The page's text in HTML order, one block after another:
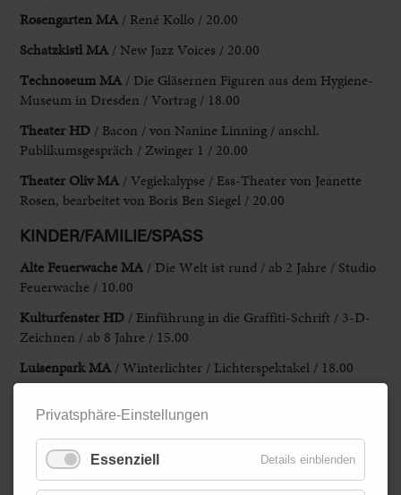
Rosengarten MA / René Kollo / 20.00
Schatzkistl MA / New Jazz Voices / 20.00
Technoseum MA / Die Gläsernen Figuren aus dem Hygiene-
Museum in Dresden / Vortrag / 18.00
Theater HD / Bacon / von Nanine Linning / anschl.
Publikumsgespräch / Zwinger 1 / 20.00
Theater Oliv MA / Vegiekalypse / Ess-Theater von Jeanette
Rosen, bearbeitet von Boris Ben Siegel / 20.00
KINDER/FAMILIE/SPASS
Alte Feuerwache MA / Die Welt ist rund / ab 2 Jahre / Studio
Feuerwache / 10.00
Kulturfenster HD / Einführung in die Graffiti-Schrift / 3-D-
Zeichnen / ab 8 Jahre / 15.00
Luisenpark MA / Winterlichter / Lichterspektakel / 18.00
10 Jahre / 15.00
Technoseum MA
/ Workshop: Ein Blick ins Innere mit dem
Mikroskop / 9.30
Privatsphäre-Einstellungen
Essenziell Details einblenden